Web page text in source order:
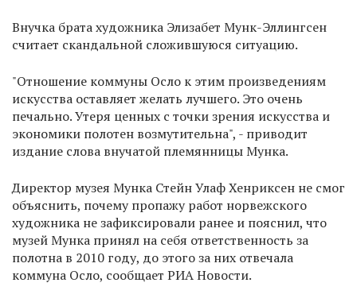
Внучка брата художника Элизабет Мунк-Эллингсен
считает скандальной сложившуюся ситуацию.
"Отношение коммуны Осло к этим произведениям
искусства оставляет желать лучшего. Это очень
печально. Утеря ценных с точки зрения искусства и
экономики полотен возмутительна", - приводит
издание слова внучатой племянницы Мунка.
Директор музея Мунка Стейн Улаф Хенриксен не смог
объяснить, почему пропажу работ норвежского
художника не зафиксировали ранее и пояснил, что
музей Мунка принял на себя ответственность за
полотна в 2010 году, до этого за них отвечала
коммуна Осло, сообщает РИА Новости.